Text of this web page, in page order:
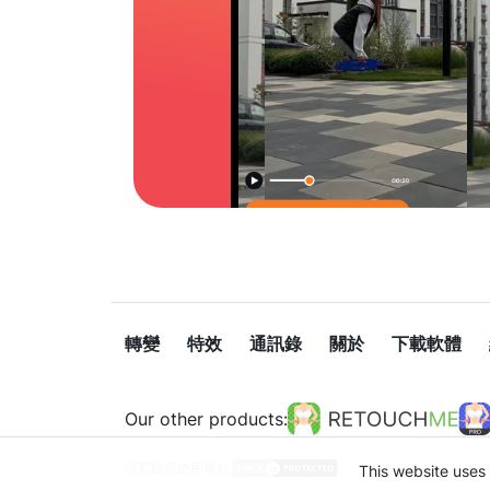
轉變 特效 通訊錄 關於 下載軟體
Our other products:
This website